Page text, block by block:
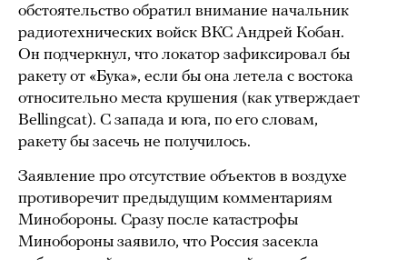
обстоятельство обратил внимание начальник
радиотехнических войск ВКС Андрей Кобан.
Он подчеркнул, что локатор зафиксировал бы
ракету от «Бука», если бы она летела с востока
относительно места крушения (как утверждает
Bellingcat). С запада и юга, по его словам,
ракету бы засечь не получилось.
Заявление про отсутствие объектов в воздухе
противоречит предыдущим комментариям
Минобороны. Сразу после катастрофы
Минобороны заявило, что Россия засекла